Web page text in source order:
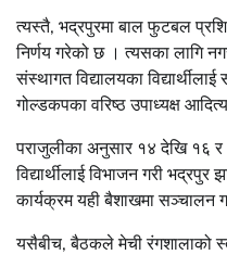
त्यस्तै, भद्रपुरमा बाल फुटबल
निर्णय गरेको छ । त्यसका लागि
संस्थागत विद्यालयका
गोल्डकपका वरिष्ठ उपाध्यक्ष
पराजुलीका अनुसार १४ देखि १६ र
विद्यार्थीलाई विभाजन गरी
कार्यक्रम यही बैशाखमा सञ्चालन
यसैबीच, बैठकले मेची रंगशालाको